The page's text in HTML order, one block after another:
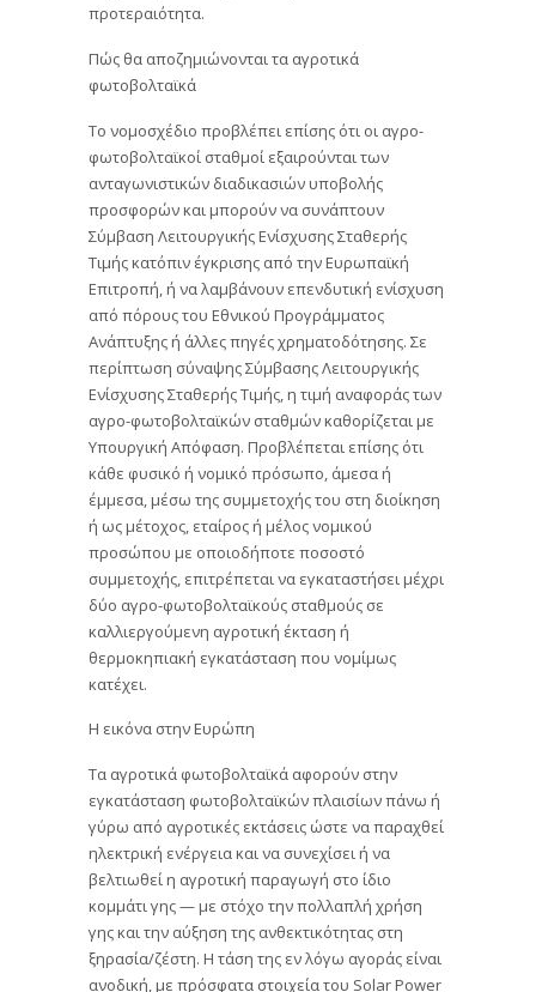
προτεραιότητα.
Πώς θα αποζημιώνονται τα αγροτικά
φωτοβολταϊκά
Το νομοσχέδιο προβλέπει επίσης ότι οι αγρο-
φωτοβολταϊκοί σταθμοί εξαιρούνται των
ανταγωνιστικών διαδικασιών υποβολής
προσφορών και μπορούν να συνάπτουν
Σύμβαση Λειτουργικής Ενίσχυσης Σταθερής
Τιμής κατόπιν έγκρισης από την Ευρωπαϊκή
Επιτροπή, ή να λαμβάνουν επενδυτική ενίσχυση
από πόρους του Εθνικού Προγράμματος
Ανάπτυξης ή άλλες πηγές χρηματοδότησης. Σε
περίπτωση σύναψης Σύμβασης Λειτουργικής
Ενίσχυσης Σταθερής Τιμής, η τιμή αναφοράς των
αγρο-φωτοβολταϊκών σταθμών καθορίζεται με
Υπουργική Απόφαση. Προβλέπεται επίσης ότι
κάθε φυσικό ή νομικό πρόσωπο, άμεσα ή
έμμεσα, μέσω της συμμετοχής του στη διοίκηση
ή ως μέτοχος, εταίρος ή μέλος νομικού
προσώπου με οποιοδήποτε ποσοστό
συμμετοχής, επιτρέπεται να εγκαταστήσει μέχρι
δύο αγρο-φωτοβολταϊκούς σταθμούς σε
καλλιεργούμενη αγροτική έκταση ή
θερμοκηπιακή εγκατάσταση που νομίμως
κατέχει.
Η εικόνα στην Ευρώπη
Τα αγροτικά φωτοβολταϊκά αφορούν στην
εγκατάσταση φωτοβολταϊκών πλαισίων πάνω ή
γύρω από αγροτικές εκτάσεις ώστε να παραχθεί
ηλεκτρική ενέργεια και να συνεχίσει ή να
βελτιωθεί η αγροτική παραγωγή στο ίδιο
κομμάτι γης — με στόχο την πολλαπλή χρήση
γης και την αύξηση της ανθεκτικότητας στη
ξηρασία/ζέστη. Η τάση της εν λόγω αγοράς είναι
ανοδική, με πρόσφατα στοιχεία του Solar Power